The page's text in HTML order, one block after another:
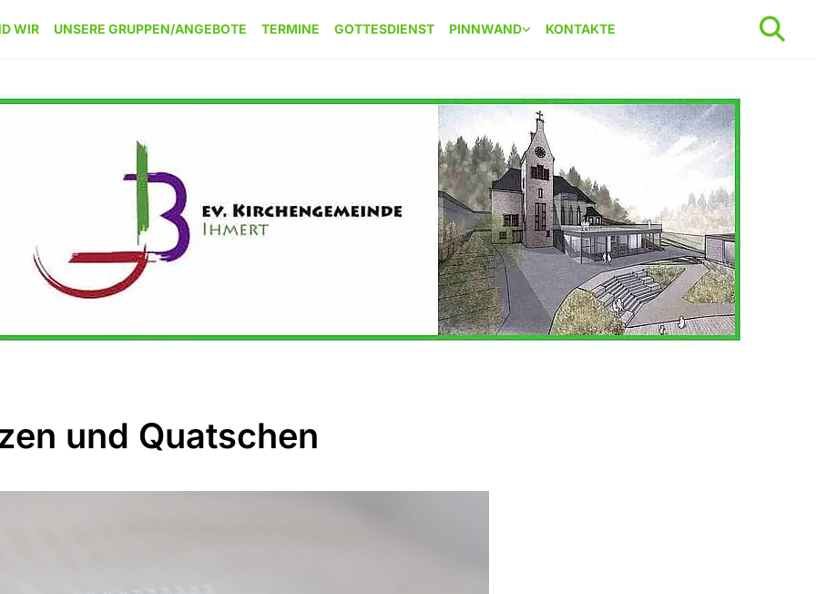
WIR UNSERE GRUPPEN/ANGEBOTE TERMINE GOTTESDIENST PINNWAND KONTAKTE
und Quatschen